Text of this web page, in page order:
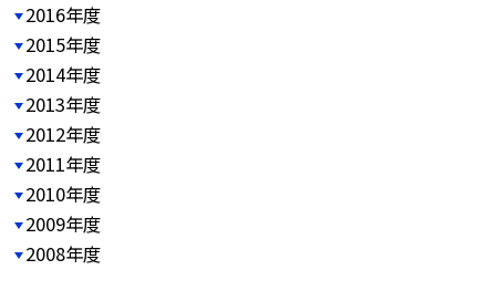
2016年度
2015年度
2014年度
2013年度
2012年度
2011年度
2010年度
2009年度
2008年度